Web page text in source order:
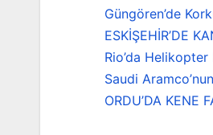
Güngören’de
ESKİŞEHİR’DE
Rio’da Helikopter
Saudi
ORDU’DA KENE